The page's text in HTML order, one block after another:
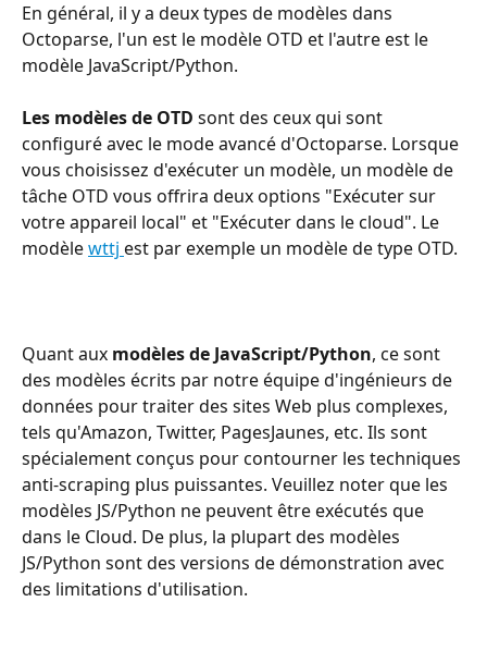
En général, il y a deux types de modèles dans
Octoparse, l'un est le modèle OTD et l'autre est le
modèle JavaScript/Python.
Les modèles de OTD sont des ceux qui sont
configuré avec le mode avancé d'Octoparse. Lorsque
vous choisissez d'exécuter un modèle, un modèle de
tâche OTD vous offrira deux options "Exécuter sur
votre appareil local" et "Exécuter dans le cloud". Le
modèle wttj est par exemple un modèle de type OTD.
Quant aux modèles de JavaScript/Python, ce sont
des modèles écrits par notre équipe d'ingénieurs de
données pour traiter des sites Web plus complexes,
tels qu'Amazon, Twitter, PagesJaunes, etc. Ils sont
spécialement conçus pour contourner les techniques
anti-scraping plus puissantes. Veuillez noter que les
modèles JS/Python ne peuvent être exécutés que
dans le Cloud. De plus, la plupart des modèles
JS/Python sont des versions de démonstration avec
des limitations d'utilisation.